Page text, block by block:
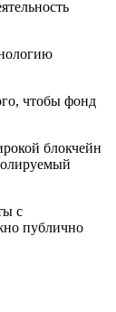
чтобы фонд
блокчейн
с
публично